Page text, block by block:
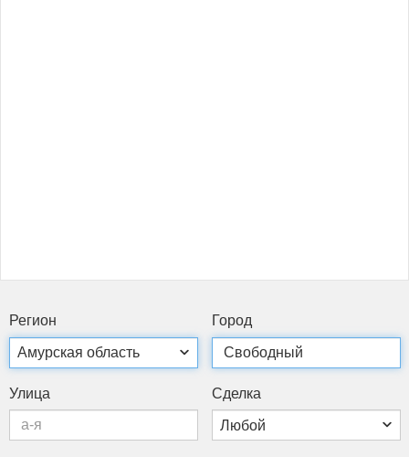
Ре­ги­он Го­род
Ули­ца Сдел­ка